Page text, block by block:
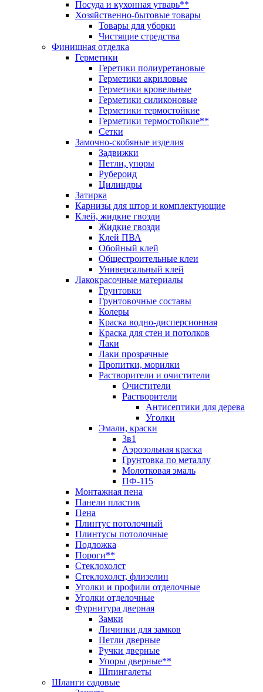
Посуда и кухонная утварь**
Хозяйственно-бытовые товары
Товары для уборки
Чистящие стредства
Финишная отделка
Герметики
Геретики полиуретановые
Герметики акриловые
Герметики кровельные
Герметики силиконовые
Герметики термостойкие
Герметики термостойкие**
Сетки
Замочно-скобяные изделия
Задвижки
Петли, упоры
Рубероид
Цилиндры
Затирка
Карнизы для штор и комплектующие
Клей, жидкие гвозди
Жидкие гвозди
Клей ПВА
Обойный клей
Общестроительные клеи
Универсальный клей
Лакокрасочные материалы
Грунтовки
Грунтовочные составы
Колеры
Краска водно-дисперсионная
Краска для стен и потолков
Лаки
Лаки прозрачные
Пропитки, морилки
Растворители и очистители
Очистители
Растворители
Антисептики для дерева
Уголки
Эмали, краски
3в1
Аэрозольная краска
Грунтовка по металлу
Молотковая эмаль
ПФ-115
Монтажная пена
Панели пластик
Пена
Плинтус потолочный
Плинтусы потолочные
Подложка
Пороги**
Стеклохолст
Стеклохолст, флизелин
Уголки и профили отделочные
Уголки отделочные
Фурнитура дверная
Замки
Личинки для замков
Петли дверные
Ручки дверные
Упоры дверные**
Шпингалеты
Шланги садовые